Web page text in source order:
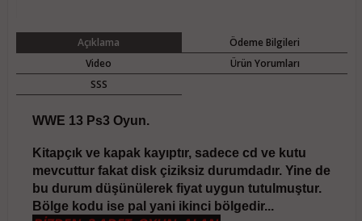
Açıklama
Ödeme Bilgileri
Video
Ürün Yorumları
SSS
WWE 13 Ps3 Oyun.
Kitapçık ve kapak kayıptır, sadece cd ve kutu
mevcuttur fakat disk çiziksiz durumdadır. Yine de
bu durum düşünülerek fiyat uygun tutulmuştur.
Bölge kodu ise pal yani ikinci bölgedir...